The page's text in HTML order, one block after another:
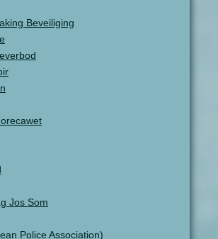
Beveiliging
Jos Som
Police Association)